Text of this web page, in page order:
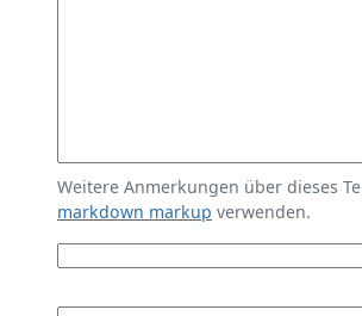
Weitere Anmerkungen über dieses
markdown markup verwenden.